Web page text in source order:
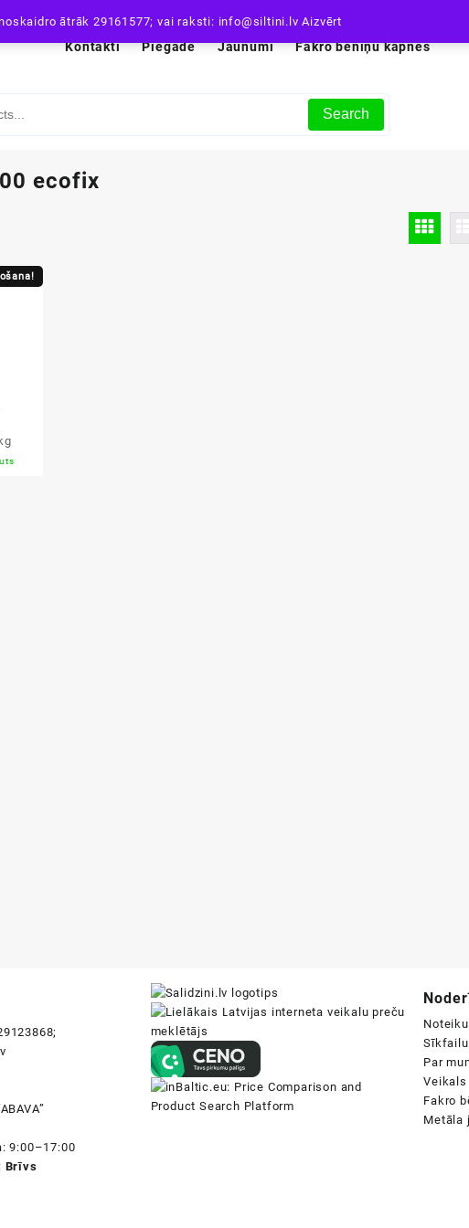
ātrāk 29161577; vai raksti: info@siltini.lvAizvērt
Kontakti Piegāde Jaunumi Fakro bēniņu kāpnes
Search
ecofix
9:00–17:00
Brīvs
Par
Veikals
Fakro
Metāla